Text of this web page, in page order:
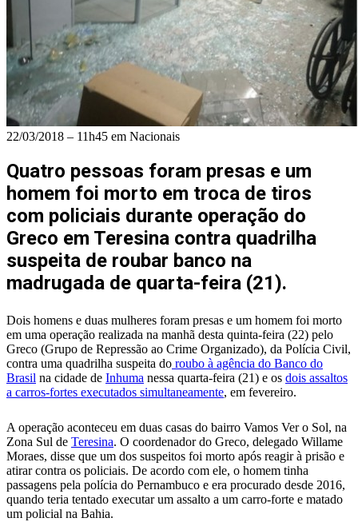
22/03/2018 – 11h45 em Nacionais
Quatro pessoas foram presas e um
homem foi morto em troca de tiros
com policiais durante operação do
Greco em Teresina contra quadrilha
suspeita de roubar banco na
madrugada de quarta-feira (21).
Dois homens e duas mulheres foram presas e um homem foi morto
em uma operação realizada na manhã desta quinta-feira (22) pelo
Greco (Grupo de Repressão ao Crime Organizado), da Polícia Civil,
contra uma quadrilha suspeita do roubo à agência do Banco do
Brasil na cidade de Inhuma nessa quarta-feira (21) e os dois assaltos
a carros-fortes executados simultaneamente, em fevereiro.
A operação aconteceu em duas casas do bairro Vamos Ver o Sol, na
Zona Sul de Teresina. O coordenador do Greco, delegado Willame
Moraes, disse que um dos suspeitos foi morto após reagir à prisão e
atirar contra os policiais. De acordo com ele, o homem tinha
passagens pela polícia do Pernambuco e era procurado desde 2016,
quando teria tentado executar um assalto a um carro-forte e matado
um policial na Bahia.